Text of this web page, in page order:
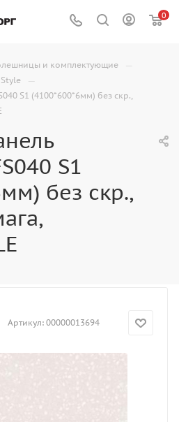
0
и комплектующие —
—
S1 (4100*600*6мм) без скр.,
S1
без скр.,
Артикул: 00000013694